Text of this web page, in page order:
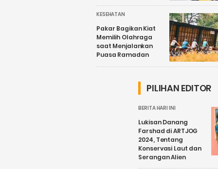
KESEHATAN
Pakar Bagikan Kiat
Memilih Olahraga
saat Menjalankan
Puasa Ramadan
PILIHAN EDITOR
BERITA HARI INI
Lukisan Danang
Farshad di ARTJOG
2024, Tentang
Konservasi Laut dan
Serangan Alien